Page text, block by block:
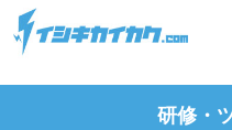
トップページ
研修・